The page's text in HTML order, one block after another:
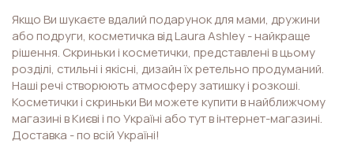
Якщо Ви шукаєте вдалий подарунок для мами, дружини
або подруги, косметичка від Laura Ashley - найкраще
рішення. Скриньки і косметички, представлені в цьому
розділі, стильні і якісні, дизайн їх ретельно продуманий.
Наші речі створюють атмосферу затишку і розкоші.
Косметички і скриньки Ви можете купити в найближчому
магазині в Києві і по Україні або тут в інтернет-магазині.
Доставка - по всій Україні!